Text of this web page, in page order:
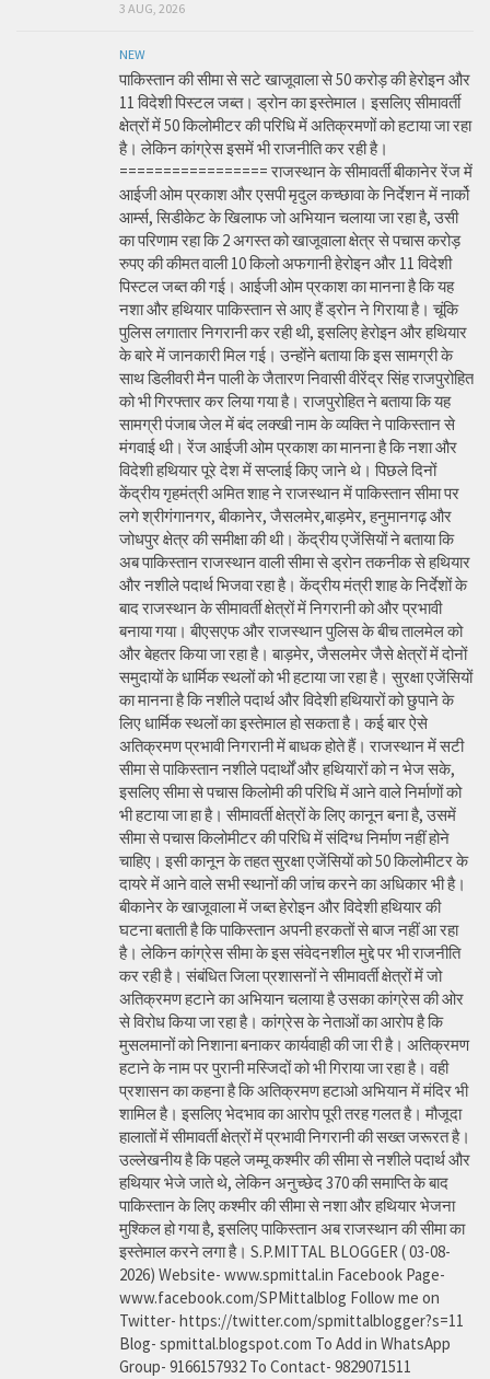
3 AUG, 2026
NEW
पाकिस्तान की सीमा से सटे खाजूवाला से 50 करोड़ की हेरोइन और
11 विदेशी पिस्टल जब्त। ड्रोन का इस्तेमाल। इसलिए सीमावर्ती
क्षेत्रों में 50 किलोमीटर की परिधि में अतिक्रमणों को हटाया जा रहा
है। लेकिन कांग्रेस इसमें भी राजनीति कर रही है।
================= राजस्थान के सीमावर्ती बीकानेर रेंज में
आईजी ओम प्रकाश और एसपी मृदुल कच्छावा के निर्देशन में नार्को
आर्म्स, सिडीकेट के खिलाफ जो अभियान चलाया जा रहा है, उसी
का परिणाम रहा कि 2 अगस्त को खाजूवाला क्षेत्र से पचास करोड़
रुपए की कीमत वाली 10 किलो अफगानी हेरोइन और 11 विदेशी
पिस्टल जब्त की गई। आईजी ओम प्रकाश का मानना है कि यह
नशा और हथियार पाकिस्तान से आए हैं ड्रोन ने गिराया है। चूंकि
पुलिस लगातार निगरानी कर रही थी, इसलिए हेरोइन और हथियार
के बारे में जानकारी मिल गई। उन्होंने बताया कि इस सामग्री के
साथ डिलीवरी मैन पाली के जैतारण निवासी वीरेंद्र सिंह राजपुरोहित
को भी गिरफ्तार कर लिया गया है। राजपुरोहित ने बताया कि यह
सामग्री पंजाब जेल में बंद लक्खी नाम के व्यक्ति ने पाकिस्तान से
मंगवाई थी। रेंज आईजी ओम प्रकाश का मानना है कि नशा और
विदेशी हथियार पूरे देश में सप्लाई किए जाने थे। पिछले दिनों
केंद्रीय गृहमंत्री अमित शाह ने राजस्थान में पाकिस्तान सीमा पर
लगे श्रीगंगानगर, बीकानेर, जैसलमेर,बाड़मेर, हनुमानगढ़ और
जोधपुर क्षेत्र की समीक्षा की थी। केंद्रीय एजेंसियों ने बताया कि
अब पाकिस्तान राजस्थान वाली सीमा से ड्रोन तकनीक से हथियार
और नशीले पदार्थ भिजवा रहा है। केंद्रीय मंत्री शाह के निर्देशों के
बाद राजस्थान के सीमावर्ती क्षेत्रों में निगरानी को और प्रभावी
बनाया गया। बीएसएफ और राजस्थान पुलिस के बीच तालमेल को
और बेहतर किया जा रहा है। बाड़मेर, जैसलमेर जैसे क्षेत्रों में दोनों
समुदायों के धार्मिक स्थलों को भी हटाया जा रहा है। सुरक्षा एजेंसियों
का मानना है कि नशीले पदार्थ और विदेशी हथियारों को छुपाने के
लिए धार्मिक स्थलों का इस्तेमाल हो सकता है। कई बार ऐसे
अतिक्रमण प्रभावी निगरानी में बाधक होते हैं। राजस्थान में सटी
सीमा से पाकिस्तान नशीले पदार्थों और हथियारों को न भेज सके,
इसलिए सीमा से पचास किलोमी की परिधि में आने वाले निर्माणों को
भी हटाया जा हा है। सीमावर्ती क्षेत्रों के लिए कानून बना है, उसमें
सीमा से पचास किलोमीटर की परिधि में संदिग्ध निर्माण नहीं होने
चाहिए। इसी कानून के तहत सुरक्षा एजेंसियों को 50 किलोमीटर के
दायरे में आने वाले सभी स्थानों की जांच करने का अधिकार भी है।
बीकानेर के खाजूवाला में जब्त हेरोइन और विदेशी हथियार की
घटना बताती है कि पाकिस्तान अपनी हरकतों से बाज नहीं आ रहा
है। लेकिन कांग्रेस सीमा के इस संवेदनशील मुद्दे पर भी राजनीति
कर रही है। संबंधित जिला प्रशासनों ने सीमावर्ती क्षेत्रों में जो
अतिक्रमण हटाने का अभियान चलाया है उसका कांग्रेस की ओर
से विरोध किया जा रहा है। कांग्रेस के नेताओं का आरोप है कि
मुसलमानों को निशाना बनाकर कार्यवाही की जा री है। अतिक्रमण
हटाने के नाम पर पुरानी मस्जिदों को भी गिराया जा रहा है। वही
प्रशासन का कहना है कि अतिक्रमण हटाओ अभियान में मंदिर भी
शामिल है। इसलिए भेदभाव का आरोप पूरी तरह गलत है। मौजूदा
हालातों में सीमावर्ती क्षेत्रों में प्रभावी निगरानी की सख्त जरूरत है।
उल्लेखनीय है कि पहले जम्मू कश्मीर की सीमा से नशीले पदार्थ और
हथियार भेजे जाते थे, लेकिन अनुच्छेद 370 की समाप्ति के बाद
पाकिस्तान के लिए कश्मीर की सीमा से नशा और हथियार भेजना
मुश्किल हो गया है, इसलिए पाकिस्तान अब राजस्थान की सीमा का
इस्तेमाल करने लगा है। S.P.MITTAL BLOGGER ( 03-08-
2026) Website- www.spmittal.in Facebook Page-
www.facebook.com/SPMittalblog Follow me on
Twitter- https://twitter.com/spmittalblogger?s=11
Blog- spmittal.blogspot.com To Add in WhatsApp
Group- 9166157932 To Contact- 9829071511